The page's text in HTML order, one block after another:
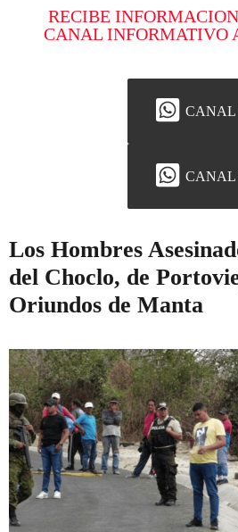
RECIBE
CANAL INFORMATIVO
CANAL
CANAL
Los Hombres
del Choclo, de
Oriundos de Manta